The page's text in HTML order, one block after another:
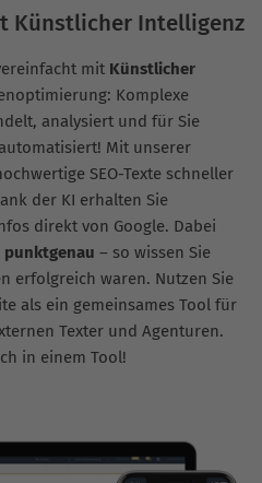
Künstlicher Intelligenz
mit Künstlicher
Komplexe
analysiert und für Sie
Mit unserer
SEO-Texte schneller
der KI erhalten Sie
direkt von Google. Dabei
punktgenau – so wissen Sie
erfolgreich waren. Nutzen Sie
als ein gemeinsames Tool für
Texter und Agenturen.
in einem Tool!